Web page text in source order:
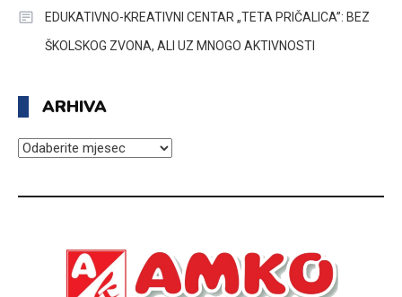
EDUKATIVNO-KREATIVNI CENTAR „TETA PRIČALICA”: BEZ
ŠKOLSKOG ZVONA, ALI UZ MNOGO AKTIVNOSTI
ARHIVA
ARHIVA